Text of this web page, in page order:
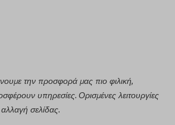
την προσφορά μας πιο φιλική,
υπηρεσίες. Ορισμένες λειτουργίες
σελίδας.